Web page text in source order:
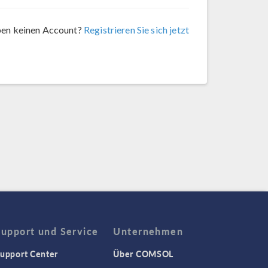
keinen Account? Registrieren Sie sich jetzt
und Service
Center
Unternehmen
Über COMSOL